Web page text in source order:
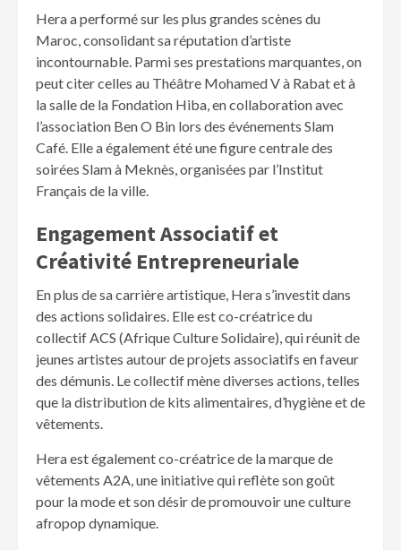
Hera a performé sur les plus grandes scènes du
Maroc, consolidant sa réputation d’artiste
incontournable. Parmi ses prestations marquantes, on
peut citer celles au Théâtre Mohamed V à Rabat et à
la salle de la Fondation Hiba, en collaboration avec
l’association Ben O Bin lors des événements Slam
Café. Elle a également été une figure centrale des
soirées Slam à Meknès, organisées par l’Institut
Français de la ville.
Engagement Associatif et
Créativité Entrepreneuriale
En plus de sa carrière artistique, Hera s’investit dans
des actions solidaires. Elle est co-créatrice du
collectif ACS (Afrique Culture Solidaire), qui réunit de
jeunes artistes autour de projets associatifs en faveur
des démunis. Le collectif mène diverses actions, telles
que la distribution de kits alimentaires, d’hygiène et de
vêtements.
Hera est également co-créatrice de la marque de
vêtements A2A, une initiative qui reflète son goût
pour la mode et son désir de promouvoir une culture
afropop dynamique.